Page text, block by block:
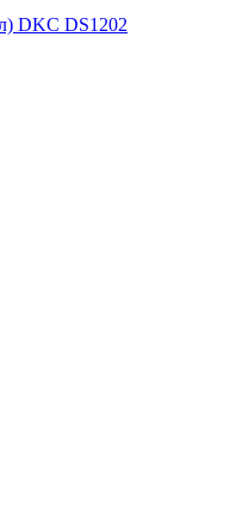
DKC DS1202